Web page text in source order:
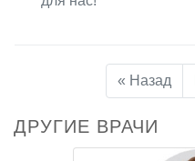
« Назад
ДРУГИЕ ВРАЧИ